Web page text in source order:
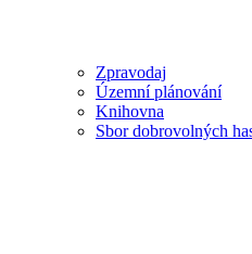
Zpravodaj
Územní plánování
Knihovna
Sbor dobrovolných